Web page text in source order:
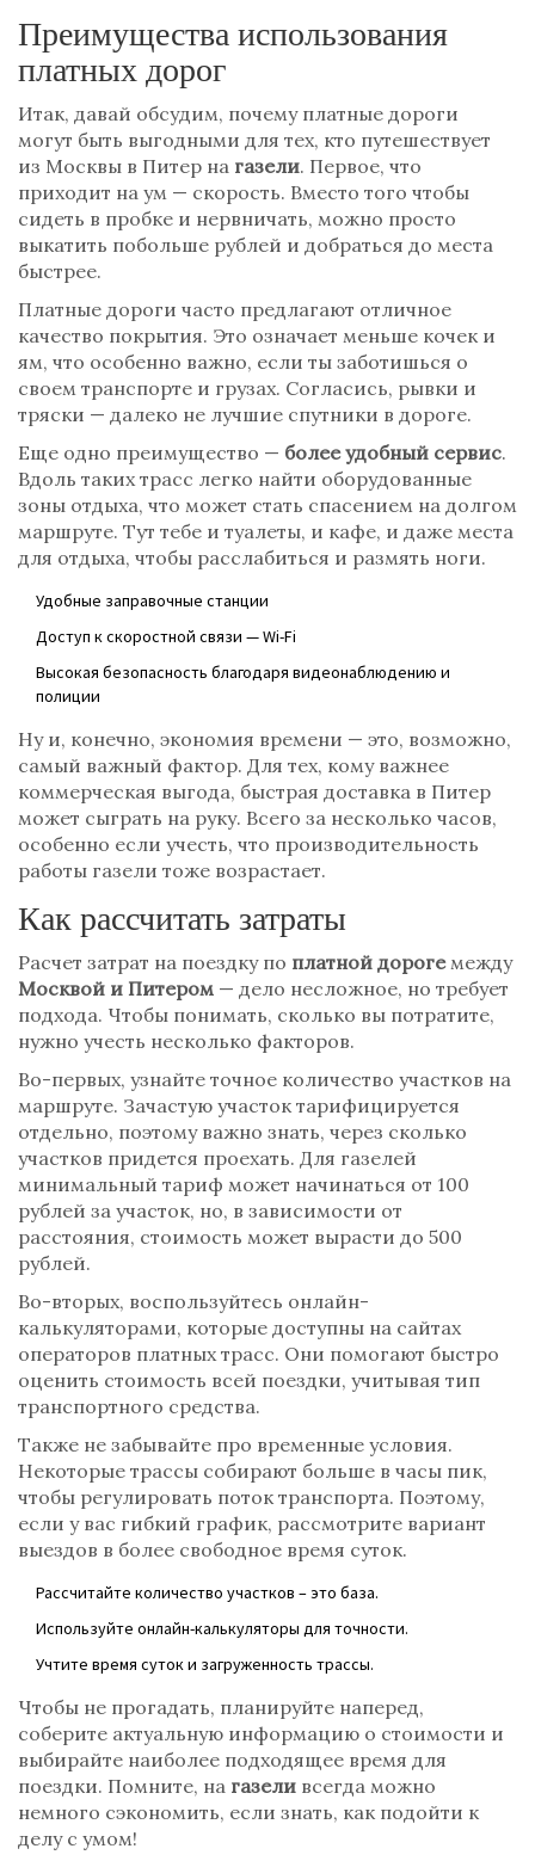
Преимущества использования
платных дорог
Итак, давай обсудим, почему платные дороги
могут быть выгодными для тех, кто путешествует
из Москвы в Питер на газели. Первое, что
приходит на ум — скорость. Вместо того чтобы
сидеть в пробке и нервничать, можно просто
выкатить побольше рублей и добраться до места
быстрее.
Платные дороги часто предлагают отличное
качество покрытия. Это означает меньше кочек и
ям, что особенно важно, если ты заботишься о
своем транспорте и грузах. Согласись, рывки и
тряски — далеко не лучшие спутники в дороге.
Еще одно преимущество — более удобный сервис.
Вдоль таких трасс легко найти оборудованные
зоны отдыха, что может стать спасением на долгом
маршруте. Тут тебе и туалеты, и кафе, и даже места
для отдыха, чтобы расслабиться и размять ноги.
Удобные заправочные станции
Доступ к скоростной связи — Wi-Fi
Высокая безопасность благодаря видеонаблюдению и
полиции
Ну и, конечно, экономия времени — это, возможно,
самый важный фактор. Для тех, кому важнее
коммерческая выгода, быстрая доставка в Питер
может сыграть на руку. Всего за несколько часов,
особенно если учесть, что производительность
работы газели тоже возрастает.
Как рассчитать затраты
Расчет затрат на поездку по платной дорогемежду
Москвой и Питером — дело несложное, но требует
подхода. Чтобы понимать, сколько вы потратите,
нужно учесть несколько факторов.
Во-первых, узнайте точное количество участков на
маршруте. Зачастую участок тарифицируется
отдельно, поэтому важно знать, через сколько
участков придется проехать. Для газелей
минимальный тариф может начинаться от 100
рублей за участок, но, в зависимости от
расстояния, стоимость может вырасти до 500
рублей.
Во-вторых, воспользуйтесь онлайн-
калькуляторами, которые доступны на сайтах
операторов платных трасс. Они помогают быстро
оценить стоимость всей поездки, учитывая тип
транспортного средства.
Также не забывайте про временные условия.
Некоторые трассы собирают больше в часы пик,
чтобы регулировать поток транспорта. Поэтому,
если у вас гибкий график, рассмотрите вариант
выездов в более свободное время суток.
Рассчитайте количество участков – это база.
Используйте онлайн-калькуляторы для точности.
Учтите время суток и загруженность трассы.
Чтобы не прогадать, планируйте наперед,
соберите актуальную информацию о стоимости и
выбирайте наиболее подходящее время для
поездки. Помните, на газели всегда можно
немного сэкономить, если знать, как подойти к
делу с умом!